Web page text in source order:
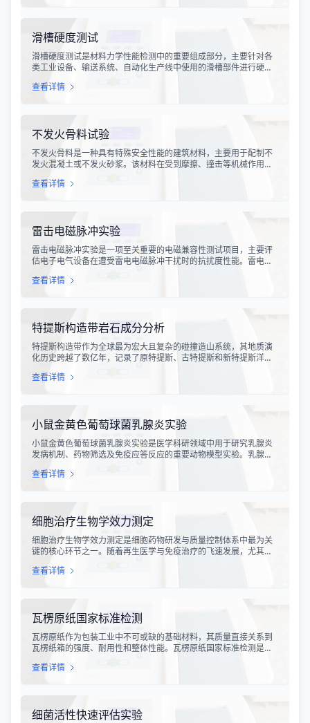
滑槽硬度测试
滑槽硬度测试是材料力学性能检测中的重要组成部分，主要针对各
类工业设备、输送系统、自动化生产线中使用的滑槽部件进行硬度
响设备的使用寿命、运行稳定性和安全性。通过科学的硬度测试，
查看详情
不发火骨料试验
不发火骨料是一种具有特殊安全性能的建筑材料，主要用于配制不
发火混凝土或不发火砂浆。该材料在受到摩擦、撞击等机械作用
炸事故的风险。不发火骨料试验是评定该类材料安全性能的关键检
查看详情
雷击电磁脉冲实验
雷击电磁脉冲实验是一项至关重要的电磁兼容性测试项目，主要评
估电子电气设备在遭受雷电电磁脉冲干扰时的抗扰度性能。雷电作
具有上升时间快、持续时间短、能量密度高等特点，可能对周围的
查看详情
特提斯构造带岩石成分分析
特提斯构造带作为全球最为宏大且复杂的碰撞造山系统，其地质演
化历史跨越了数亿年，记录了原特提斯、古特提斯和新特提斯洋的
板块俯冲、碰撞造山机制以及成矿作用规律的关键手段。特提斯构
查看详情
小鼠金黄色葡萄球菌乳腺炎实验
小鼠金黄色葡萄球菌乳腺炎实验是医学科研领域中用于研究乳腺炎
发病机制、药物筛选及免疫应答反应的重要动物模型实验。乳腺炎
和畜牧业经济均构成显著影响。金黄色葡萄球菌作为引发乳腺炎的
查看详情
细胞治疗生物学效力测定
细胞治疗生物学效力测定是细胞药物研发与质量控制体系中最为关
键的核心环节之一。随着再生医学与免疫治疗的飞速发展，尤其是
确地评估这些“活细胞药物”的临床治疗潜力，成为了监管部门与制药
查看详情
瓦楞原纸国家标准检测
瓦楞原纸作为包装工业中不可或缺的基础材料，其质量直接关系到
瓦楞纸箱的强度、耐用性和整体性能。瓦楞原纸国家标准检测是依
对瓦楞原纸的各项物理性能指标进行系统化测试和评价的过程。该
查看详情
细菌活性快速评估实验